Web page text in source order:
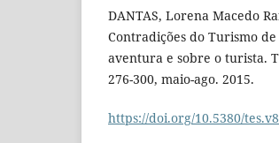
DANTAS, Lorena Macedo
Contradições do Turismo
aventura e sobre o turista.
276-300, maio-ago. 2015.
https://doi.org/10.5380/